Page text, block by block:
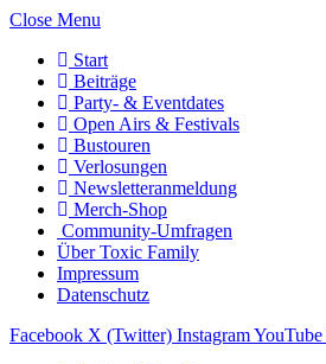
Close Menu
Start
Beiträge
Party- & Eventdates
Open Airs & Festivals
Bustouren
Verlosungen
Newsletteranmeldung
Merch-Shop
Community-Umfragen
Über Toxic Family
Impressum
Datenschutz
Facebook X (Twitter) InstagramYouTube